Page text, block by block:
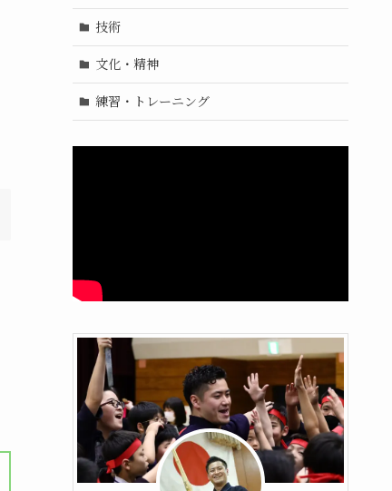
技術
文化・精神
練習・トレーニング